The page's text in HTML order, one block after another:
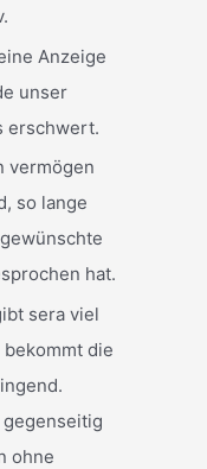
Anzeige
unser
erschwert.
vermögen
so lange
hat.
sera viel
die
ohne